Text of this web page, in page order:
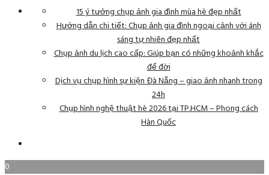
15 ý tưởng chụp ảnh gia đình mùa hè đẹp nhất
Hướng dẫn chi tiết: Chụp ảnh gia đình ngoại cảnh với ánh
sáng tự nhiên đẹp nhất
Chụp ảnh du lịch cao cấp: Giúp bạn có những khoảnh khắc
để đời
Dịch vụ chụp hình sự kiện Đà Nẵng – giao ảnh nhanh trong
24h
Chụp hình nghệ thuật hè 2026 tại TP.HCM – Phong cách
Hàn Quốc
0